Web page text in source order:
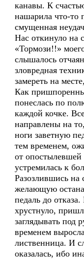
канавы. К
нашарила что-то
смущенная
Нас откинуло на
«Тормози!!»
слышалось
зловредная
замереть на
Как
понеслась по
каждой кочке.
направлены на
ноги заветную
тем временем,
от опостылевшей
устремилась к
Разозлившись на
желающую
педаль до
хрустнуло,
заглядывать под
временем
лиственница. И
оказалась, ибо